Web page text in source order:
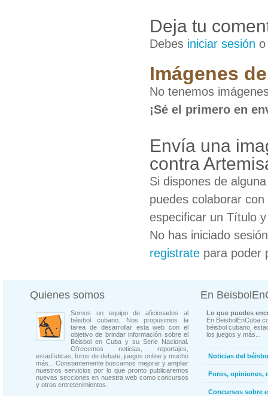
Deja tu
Debes iniciar sesión
Imágenes
No tenemos
¡Sé el primero en
Envía una
contra
Si dispones de
puedes colaborar
especificar un Título
No has iniciado
registrate para poder
Quienes somos
Somos un equipo de aficionados al
béisbol cubano. Nos propusimos la
tarea de desarrollar esta web con el
objetivo de brindar información sobre el
Béisbol en Cuba y su Serie Nacional.
Ofrecemos noticias, reportajes,
estadísticas, foros de debate, juegos online y mucho
más... Constantemente buscamos mejorar y ampliar
nuestros servicios por lo que pronto publicaremos
nuevas secciones en nuestra web como concursos
y otros entretenimientos.
En
Lo que puedes
En
béisbol cubano,
los juegos y más...
Noticias del
Foros, opiniones,
Concursos sobre